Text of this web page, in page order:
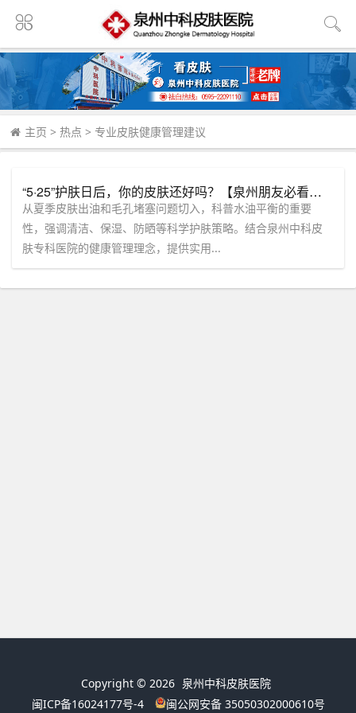
主页 > 热点 > 专业皮肤健康管理建议
“5·25”护肤日后，你的皮肤还好吗？【泉州朋友必看】中科皮肤专科教你破解夏季“水油失衡”难题！
从夏季皮肤出油和毛孔堵塞问题切入，科普水油平衡的重要
性，强调清洁、保湿、防晒等科学护肤策略。结合泉州中科皮
肤专科医院的健康管理理念，提供实用...
Copyright © 2026 泉州中科皮肤医院
闽ICP备16024177号-4
闽公网安备 35050302000610号